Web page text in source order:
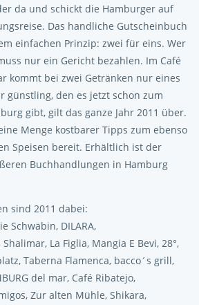
da und schickt die Hamburger auf
Das handliche Gutscheinbuch
einfachen Prinzip: zwei für eins. Wer
nur ein Gericht bezahlen. Im Café
kommt bei zwei Getränken nur eines
günstling, den es jetzt schon zum
gibt, gilt das ganze Jahr 2011 über.
Menge kostbarer Tipps zum ebenso
Speisen bereit. Erhältlich ist der
Buchhandlungen in Hamburg
sind 2011 dabei:
Schwäbin, DILARA,
Shalimar, La Figlia, Mangia E Bevi, 28°,
Taberna Flamenca, bacco´s grill,
del mar, Café Ribatejo,
Zur alten Mühle, Shikara,